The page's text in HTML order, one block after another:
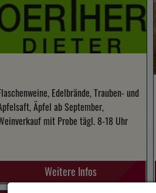
Edelbrände, Trauben- und
Äpfel ab September,
mit Probe tägl. 8-18 Uhr
Weitere Infos